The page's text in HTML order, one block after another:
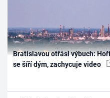
Bratislavou otřásl výbuch:
se šíří dým, zachycuje video